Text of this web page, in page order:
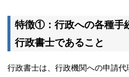
特徴①：行政への各種手
行政書士であること
行政書士は、行政機関への申請